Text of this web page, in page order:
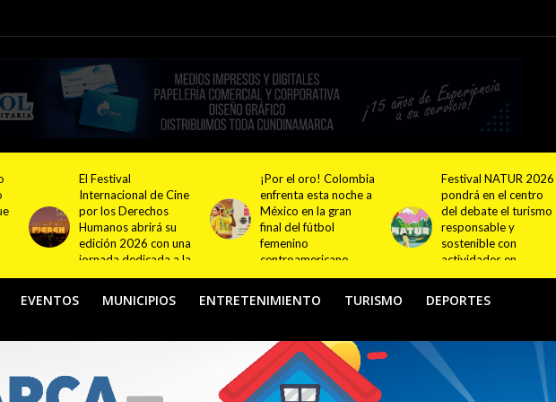
¡Por el oro! Colombia
enfrenta esta noche a
México en la gran
final del fútbol
femenino
centroamericano
Festival NATUR 2026
pondrá en el centro
del debate el turismo
responsable y
sostenible con
actividades en
Bogotá y Guasca
Programas
internacionales de
formación deportiva
continúan ampliando
su presencia en
Colombia
EVENTOS MUNICIPIOS ENTRETENIMIENTO TURISMO DEPORTES